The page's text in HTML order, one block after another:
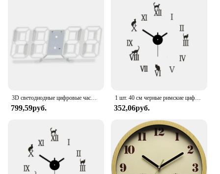
package that includes all the necessary hardware for
a hassle-free installation. The adaptability of these
clocks ensures that they are a perfect fit for any
environment, from a cozy home to a bustling retail
store.
799,59руб.
1 шт. 40 см черные римские цифры бесшумные DIY часы, для гостиной, спальни, настольные настенные часы для дома
352,06руб.